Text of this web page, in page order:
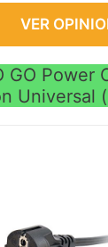
VER
GO Power
Universal (